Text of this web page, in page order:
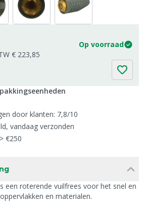
Op voorraad
€ 223,85
door klanten: 7,8/10
vandaag verzonden
€250
een roterende vuilfrees voor het snel en
en materialen.